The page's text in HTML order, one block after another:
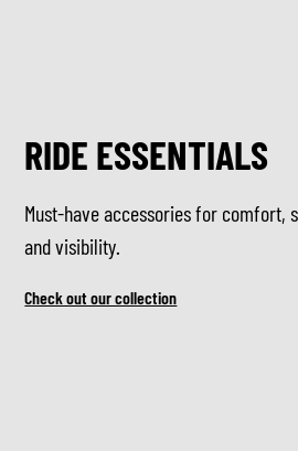
RIDE ESSENTIALS
Must-have accessories for comfort,
and visibility.
Check out our collection